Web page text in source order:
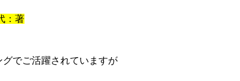
：著
でご活躍されていますが